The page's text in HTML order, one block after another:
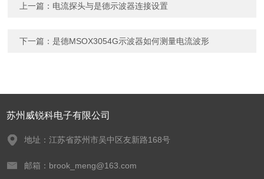
上一篇： 电流探头与是德示波器连接设置
下一篇：是德MSOX3054G示波器如何测量电流波形
苏州威锐科电子有限公司
地址：江苏省苏州市吴中区友新路168号
邮箱：brook_meng@163.com